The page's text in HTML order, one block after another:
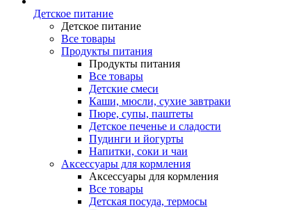
Детское питание
Детское питание
Все товары
Продукты питания
Продукты питания
Все товары
Детские смеси
Каши, мюсли, сухие завтраки
Пюре, супы, паштеты
Детское печенье и сладости
Пудинги и йогурты
Напитки, соки и чаи
Аксессуары для кормления
Аксессуары для кормления
Все товары
Детская посуда, термосы